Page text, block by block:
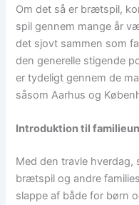
Om det så er brætspil,
spil gennem mange år
det sjovt sammen som
den generelle stigende
er tydeligt gennem de
såsom Aarhus og
Introduktion til
Med den travle hverdag,
brætspil og andre
slappe af både for børn